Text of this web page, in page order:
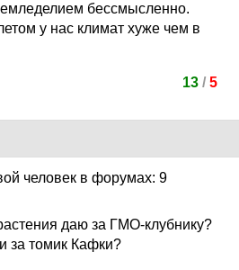
бессмысленно.
у нас климат хуже чем в
13 / 5
даю за ГМО-клубнику?
за томик Кафки?